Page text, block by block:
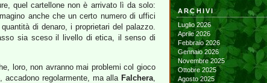
quel cartellone non è arrivato lì da solo:
anche che un certo numero di uffici
di denaro, i proprietari del palazzo.
sia sceso il livello di etica, il senso di
loro, non avranno mai problemi col gioco
accadono regolarmente, ma alla Falchera,
ARCHIVI
Luglio 2026
Aprile 2026
Febbraio 2026
Gennaio 2026
Novembre 2025
Ottobre 2025
Agosto 2025